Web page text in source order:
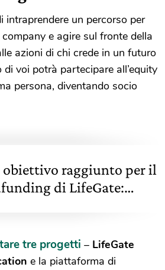
intraprendere un percorso per
e agire sul fronte della
azioni di chi crede in un futuro
voi potrà partecipare all’equity
persona, diventando socio
obiettivo raggiunto per il
di LifeGate:
tre progetti – LifeGate
e la piattaforma di